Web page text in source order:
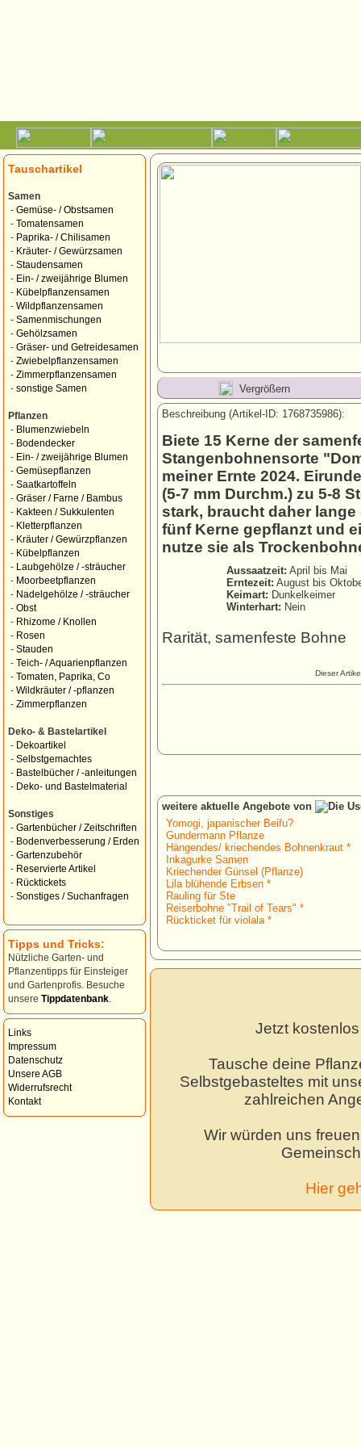
Tauschartikel
Samen
- Gemüse- / Obstsamen
- Tomatensamen
- Paprika- / Chilisamen
- Kräuter- / Gewürzsamen
- Staudensamen
- Ein- / zweijährige Blumen
- Kübelpflanzensamen
- Wildpflanzensamen
- Samenmischungen
- Gehölzsamen
- Gräser- und Getreidesamen
- Zwiebelpflanzensamen
- Zimmerpflanzensamen
- sonstige Samen
Pflanzen
- Blumenzwiebeln
- Bodendecker
- Ein- / zweijährige Blumen
- Gemüsepflanzen
- Saatkartoffeln
- Gräser / Farne / Bambus
- Kakteen / Sukkulenten
- Kletterpflanzen
- Kräuter / Gewürzpflanzen
- Kübelpflanzen
-
Laubgehölze / -sträucher
- Moorbeetpflanzen
- Nadelgehölze / -sträucher
- Obst
- Rhizome / Knollen
- Rosen
- Stauden
- Teich- / Aquarienpflanzen
- Tomaten, Paprika, Co
- Wildkräuter / -pflanzen
- Zimmerpflanzen
Deko- & Bastelartikel
- Dekoartikel
- Selbstgemachtes
- Bastelbücher / -anleitungen
- Deko- und Bastelmaterial
Sonstiges
- Gartenbücher / Zeitschriften
- Bodenverbesserung / Erden
- Gartenzubehör
- Reservierte Artikel
- Rücktickets
- Sonstiges / Suchanfragen
Tipps und Tricks:
Nützliche Garten- und
Pflanzentipps für Einsteiger
und Gartenprofis. Besuche
unsere Tippdatenbank
Links
Impressum
Datenschutz
Unsere AGB
Widerrufsrecht
Kontakt
Vergrößern
Beschreibung (Artikel-ID: 1768735986):
Biete 15 Kerne der
Stangenbohnensorte
meiner Ernte 2024.
(5-7 mm Durchm.) zu 5-8
stark, braucht daher
fünf Kerne gepflanzt und
nutze sie als
Aussaatzeit: April bis Mai
Erntezeit: August bis
Keimart: Dunkelkeimer
Winterhart: Nein
Rarität, samenfeste Bohne
Dieser
weitere aktuelle Angebote von
Yomogi, japanischer Beifu?
Gundermann Pflanze
Hängendes/ kriechendes Bohnenkraut *
Inkagurke Samen
Kriechender Günsel (Pflanze)
Lila blühende Erbsen *
Rauling für Ste
Reiserbohne "Trail of Tears" *
Rückticket für violala *
Jetzt
Tausche deine
Selbstgebasteltes mit
zahlreichen
Wir würden uns
Hier